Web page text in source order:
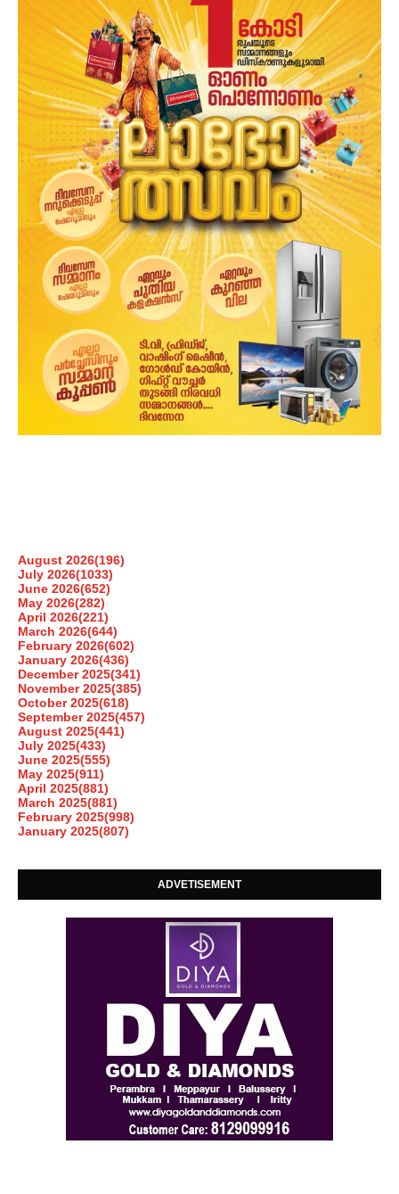
August 2026(196)
July 2026(1033)
June 2026(652)
May 2026(282)
April 2026(221)
March 2026(644)
February 2026(602)
January 2026(436)
December 2025(341)
November 2025(385)
October 2025(618)
September 2025(457)
August 2025(441)
July 2025(433)
June 2025(555)
May 2025(911)
April 2025(881)
March 2025(881)
February 2025(998)
January 2025(807)
ADVETISEMENT